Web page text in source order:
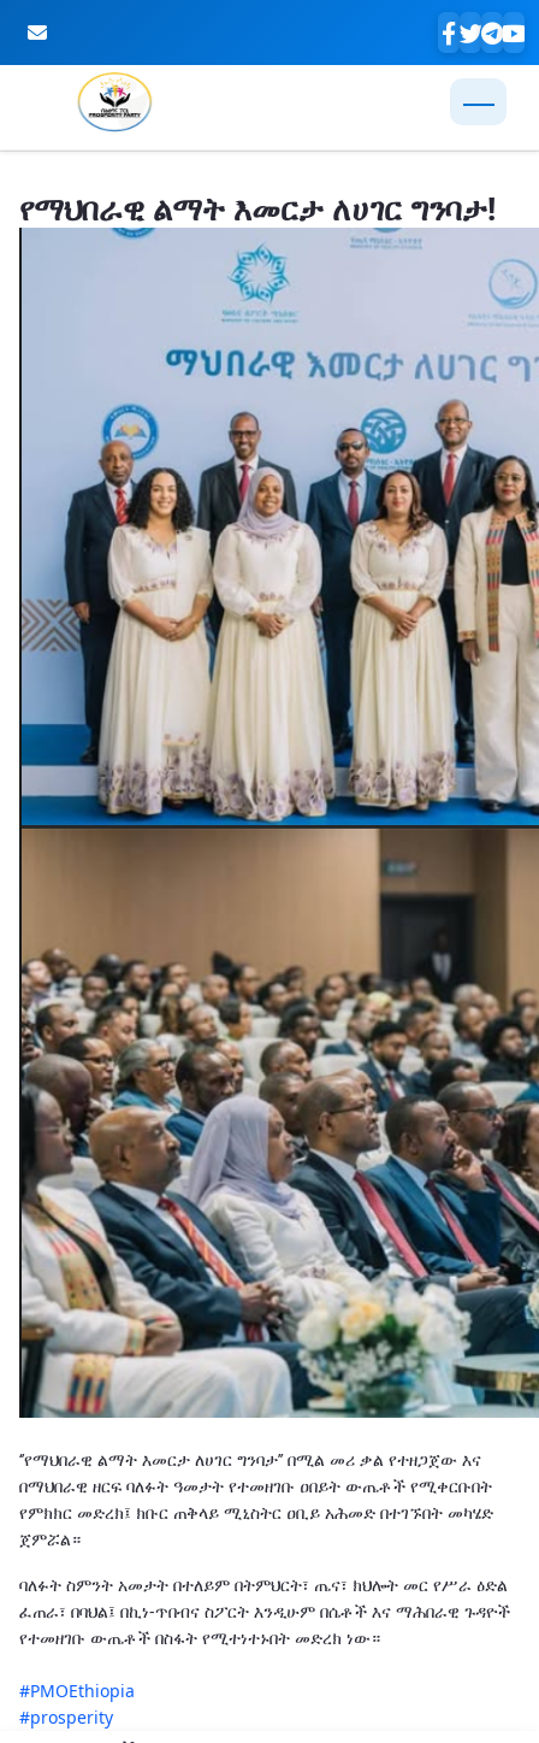
የማህበራዊ ልማት እመርታ ለሀገር ግንባታ!
‘’የማህበራዊ ልማት እመርታ ለሀገር ግንባታ’’ በሚል መሪ ቃል የተዘጋጀው እና
በማህበራዊ ዘርፍ ባለፉት ዓመታት የተመዘገቡ ዐበይት ውጤቶች የሚቀርቡበት
የምክክር መድረክ፤ ክቡር ጠቅላይ ሚኒስትር ዐቢይ አሕመድ በተገኙበት መካሄድ
ጀምሯል።
‎ባለፉት ስምንት አመታት በተለይም በትምህርት፣ ጤና፣ ክህሎት መር የሥራ ዕድል
ፈጠራ፣ በባህል፤ በኪነ-ጥበብና ስፖርት እንዲሁም በሴቶች እና ማሕበራዊ ጉዳዮች
የተመዘገቡ ውጤቶች በስፋት የሚተነተኑበት መድረክ ነው።
#PMOEthiopia
#prosperity